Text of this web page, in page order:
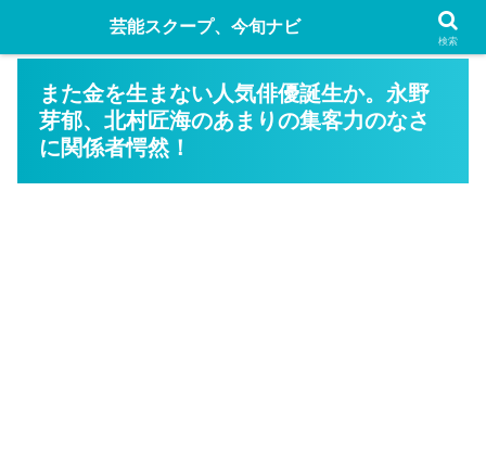
また金を生まない人気俳優誕生か。永野
芽郁、北村匠海のあまりの集客力のなさ
に関係者愕然！
芸能スクープ、今旬ナビ
検索